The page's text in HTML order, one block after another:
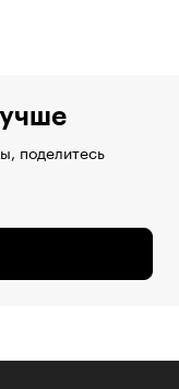
поделитесь